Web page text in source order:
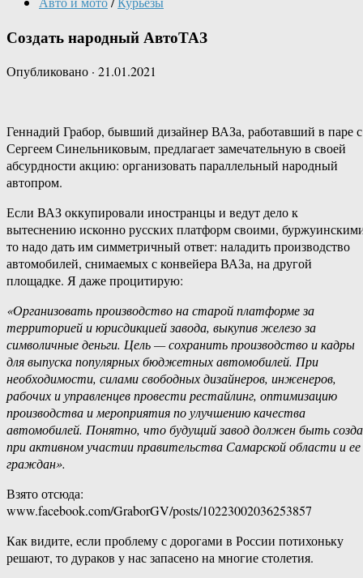
Создать народный АвтоТАЗ
Опубликовано · 21.01.2021
Геннадий Грабор, бывший дизайнер ВАЗа, работавший в паре с
Сергеем Синельниковым, предлагает замечательную в своей
абсурдности акцию: организовать параллельный народный
автопром.
Если ВАЗ оккупировали иностранцы и ведут дело к
вытеснению исконно русских платформ своими,
то надо дать им симметричный ответ: наладить производство
автомобилей, снимаемых с конвейера ВАЗа, на другой
площадке. Я даже процитирую:
«Организовать производство на старой платформе за
территорией и юрисдикцией завода, выкупив железо за
символичные деньги. Цель — сохранить производство и кадры
для выпуска популярных бюджетных автомобилей. При
необходимости, силами свободных дизайнеров, инженеров,
рабочих и управленцев провести рестайлинг, оптимизацию
производства и мероприятия по улучшению качества
автомобилей. Понятно, что будущий завод должен быть
при активном участии правительства Самарской области и ее
граждан».
Взято отсюда:
www.facebook.com/GraborGV/posts/10223002036253857
Как видите, если проблему с дорогами в России потихоньку
решают, то дураков у нас запасено на многие столетия.